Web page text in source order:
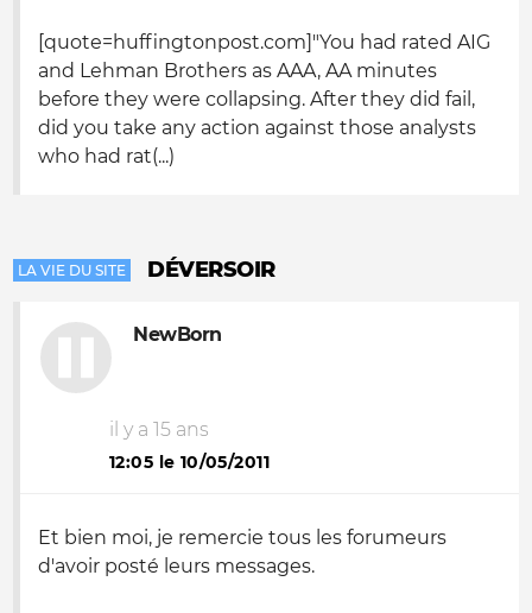
[quote=huffingtonpost.com]"You had rated AIG
and Lehman Brothers as AAA, AA minutes
before they were collapsing. After they did fail,
did you take any action against those analysts
who had rat(...)
LA VIE DU SITE DÉVERSOIR
NewBorn
il y a 15 ans
12:05 le 10/05/2011
Et bien moi, je remercie tous les forumeurs
d'avoir posté leurs messages.